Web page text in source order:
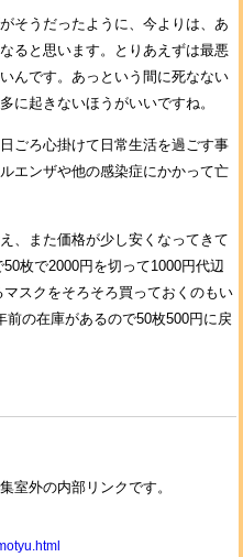
そうだったように、今よりは、あ
ると思います。とりあえずは最悪
んです。あっという間に死なない
に起きないほうがいいですね。
ごろ心掛けて日常生活を過ごす事
エンザや他の感染症にかかって亡
、また価格が少し安くなってきて
枚で2000円を切って1000円代辺
スクをそろそろ買っておくのもい
の在庫があるので50枚500円に戻
室外の内部リンクです。